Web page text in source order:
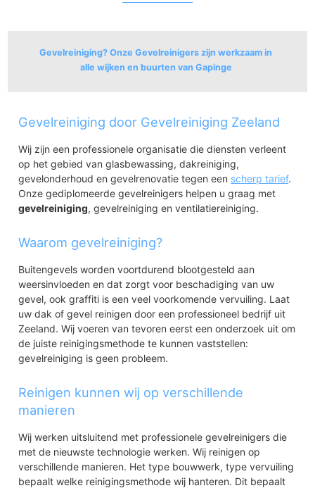
Gevelreiniging? Onze Gevelreinigers zijn werkzaam in
alle wijken en buurten van Gapinge
Gapinge
Gevelreiniging door Gevelreiniging Zeeland
Wij zijn een professionele organisatie die diensten verleent
op het gebied van glasbewassing, dakreiniging,
gevelonderhoud en gevelrenovatie tegen een scherp tarief.
Onze gediplomeerde gevelreinigers helpen u graag met
gevelreiniging, gevelreiniging en ventilatiereiniging.
Waarom gevelreiniging?
Buitengevels worden voortdurend blootgesteld aan
weersinvloeden en dat zorgt voor beschadiging van uw
gevel, ook graffiti is een veel voorkomende vervuiling. Laat
uw dak of gevel reinigen door een professioneel bedrijf uit
Zeeland. Wij voeren van tevoren eerst een onderzoek uit om
de juiste reinigingsmethode te kunnen vaststellen:
gevelreiniging is geen probleem.
Reinigen kunnen wij op verschillende
manieren
Wij werken uitsluitend met professionele gevelreinigers die
met de nieuwste technologie werken. Wij reinigen op
verschillende manieren. Het type bouwwerk, type vervuiling
bepaalt welke reinigingsmethode wij hanteren. Dit bepaalt